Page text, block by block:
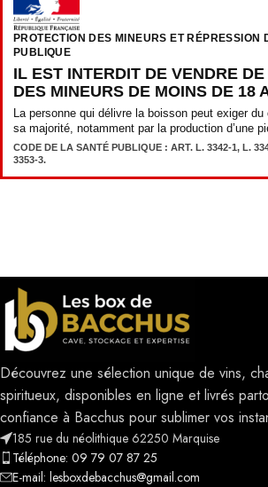
PROTECTION DES MINEURS ET RÉPRESSION
PUBLIQUE
IL EST INTERDIT DE VENDRE
DES MINEURS DE MOINS DE 18
La personne qui délivre la boisson peut exiger
sa majorité, notamment par la production d’une
CODE DE LA SANTÉ PUBLIQUE : ART. L. 3342-1, L.
3353-3.
Découvrez une sélection unique de vins,
spiritueux, disponibles en ligne et livrés
confiance à Bacchus pour sublimer vos
185 rue du néolithique 62250 Marquise
Téléphone: 09 79 07 87 25
E-mail: lesboxdebacchus@gmail.com